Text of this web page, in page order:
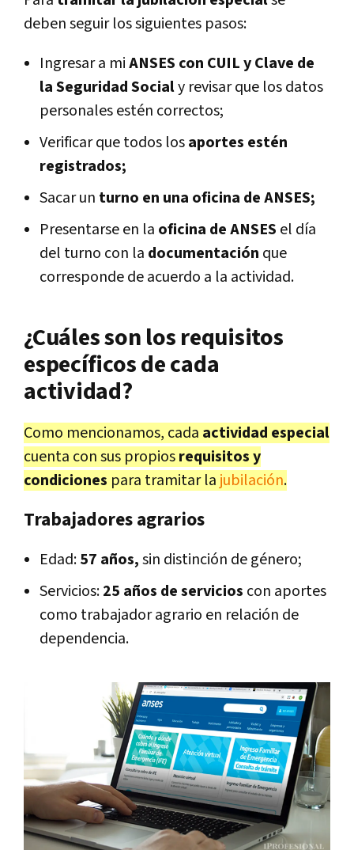
deben seguir los siguientes pasos:
Ingresar a miANSES con CUIL y Clave de
la Seguridad Socialy revisar que los datos
personales estén correctos;
Verificar que todos losaportes estén
registrados;
Sacar un turno en una oficina de ANSES;
Presentarse en la oficina de ANSES el día
del turno con la documentación que
corresponde de acuerdo a la actividad.
¿Cuáles son los requisitos
específicos de cada
actividad?
Como mencionamos, cada actividad especial
cuenta con sus propiosrequisitos y
condiciones para tramitar la jubilación.
Trabajadores agrarios
Edad:57 años,sin distinción de género;
Servicios:25 años de servicios con aportes
como trabajador agrario en relación de
dependencia.